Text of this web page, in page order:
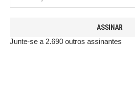
ASSINAR
Junte-se a 2.690 outros assinantes